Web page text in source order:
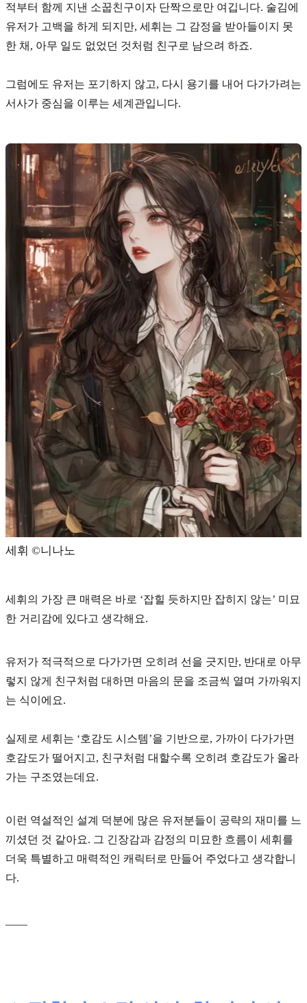
적부터 함께 지낸 소꿉친구이자 단짝으로만 여깁니다. 술김에
유저가 고백을 하게 되지만, 세휘는 그 감정을 받아들이지 못
한 채, 아무 일도 없었던 것처럼 친구로 남으려 하죠.
그럼에도 유저는 포기하지 않고, 다시 용기를 내어 다가가려는
서사가 중심을 이루는 세계관입니다.
세휘 ©️니나노
세휘의 가장 큰 매력은 바로 ‘잡힐 듯하지만 잡히지 않는’ 미묘
한 거리감에 있다고 생각해요.
유저가 적극적으로 다가가면 오히려 선을 긋지만, 반대로 아무
렇지 않게 친구처럼 대하면 마음의 문을 조금씩 열며 가까워지
는 식이에요.
실제로 세휘는 ‘호감도 시스템’을 기반으로, 가까이 다가가면
호감도가 떨어지고, 친구처럼 대할수록 오히려 호감도가 올라
가는 구조였는데요.
이런 역설적인 설계 덕분에 많은 유저분들이 공략의 재미를 느
끼셨던 것 같아요. 그 긴장감과 감정의 미묘한 흐름이 세휘를
더욱 특별하고 매력적인 캐릭터로 만들어 주었다고 생각합니
다.